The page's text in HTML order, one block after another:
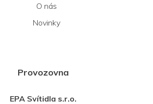
O nás
Novinky
Provozovna
EPA Svítidla s.r.o.